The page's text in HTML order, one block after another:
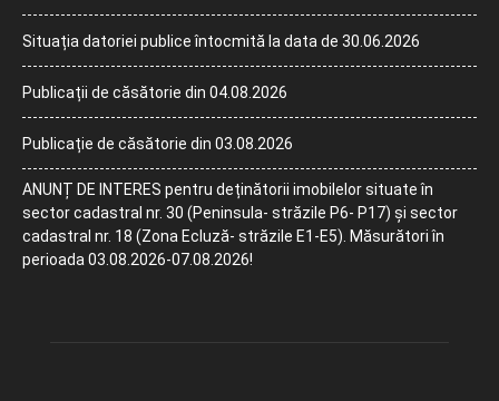
Situația datoriei publice întocmită la data de 30.06.2026
Publicații de căsătorie din 04.08.2026
Publicație de căsătorie din 03.08.2026
ANUNȚ DE INTERES pentru deținătorii imobilelor situate în
sector cadastral nr. 30 (Peninsula- străzile P6- P17) și sector
cadastral nr. 18 (Zona Ecluză- străzile E1-E5). Măsurători în
perioada 03.08.2026-07.08.2026!